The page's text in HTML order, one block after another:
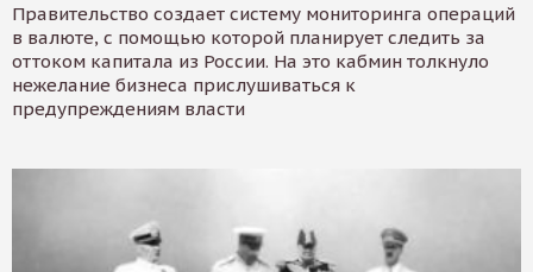
Правительство создает систему мониторинга операций
в валюте, с помощью которой планирует следить за
оттоком капитала из России. На это кабмин толкнуло
нежелание бизнеса прислушиваться к
предупреждениям власти